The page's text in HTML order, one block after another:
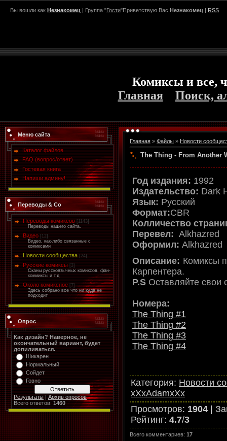
Вы вошли как Незнакомец | Группа "Гости"Приветствую Вас Незнакомец | RSS
Комиксы и все,
Главная
Поиск,
Меню сайта
Каталог файлов
FAQ (вопрос/ответ)
Гостевая книга
Напиши админу!
Переводы & Co
Переводы комиксов [1143]
Переводы нашего сайта.
Видео
[12]
Видео, как-либо связанные с
комиксами
Новости сообщества [24]
Русские комиксы [3]
Сканы русскоязычных комиксов, фан-
комииксы и т.д
Около комиксное [7]
Здесь собрано все что ни куда не
подходит
Опрос
Как дизайн? Наверное, не
окончательный вариант, будет
допиливаться.
Шикарен
Нормальный
Сойдет
Говно
Результаты | Архив опросов
Всего ответов: 1460
Главная » Файлы » Новости
The Thing - From Another
Год издания: 1992
Издательство: Dark
Язык: Русский
Формат:CBR
Колличество
Перевел: Alkhazred
Оформил: Alkhazred
Описание: Комиксы
Карпентера.
P.S Оставляйте свои
Номера:
The Thing #1
The Thing #2
The Thing #3
The Thing #4
Категория: Новости
xXxAdamxXx
Просмотров: 1904 |
Рейтинг: 4.7/3
Всего комментариев: 17